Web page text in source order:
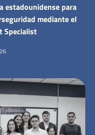
estadounidense para
mediante el
Specialist